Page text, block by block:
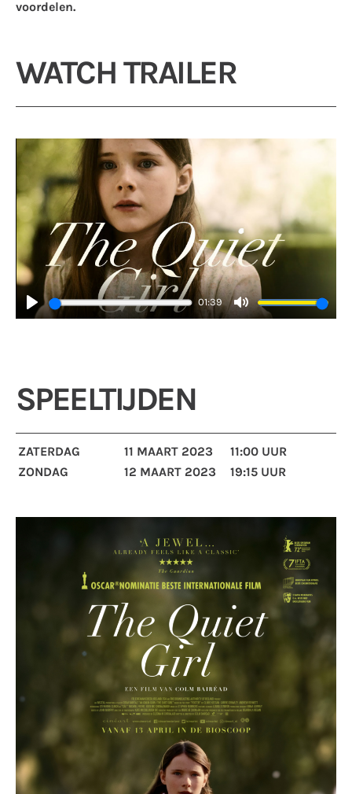
voordelen.
WATCH TRAILER
Play
01:39
Mute
SPEELTIJDEN
ZATERDAG 11 MAART 2023
11:00 UUR
ZONDAG
12 MAART 2023 19:15 UUR